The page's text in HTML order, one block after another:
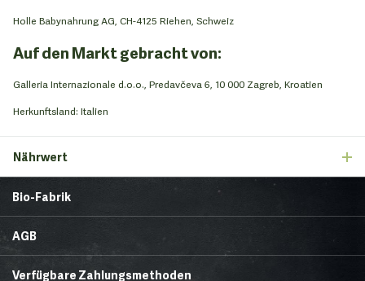
Holle Babynahrung AG, CH-4125 Riehen, Schweiz
Auf den Markt gebracht von:
Galleria Internazionale d.o.o., Predavčeva 6, 10 000 Zagreb, Kroatien
Herkunftsland: Italien
Nährwert
Bio-Fabrik
News
AGB
Lieferbedingungen
Verfügbare Zahlungsmethoden